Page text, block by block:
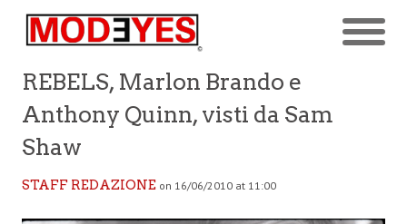
REBELS, Marlon Brando e
Anthony Quinn, visti da Sam
Shaw
STAFF REDAZIONE on 16/06/2010 at 11:00